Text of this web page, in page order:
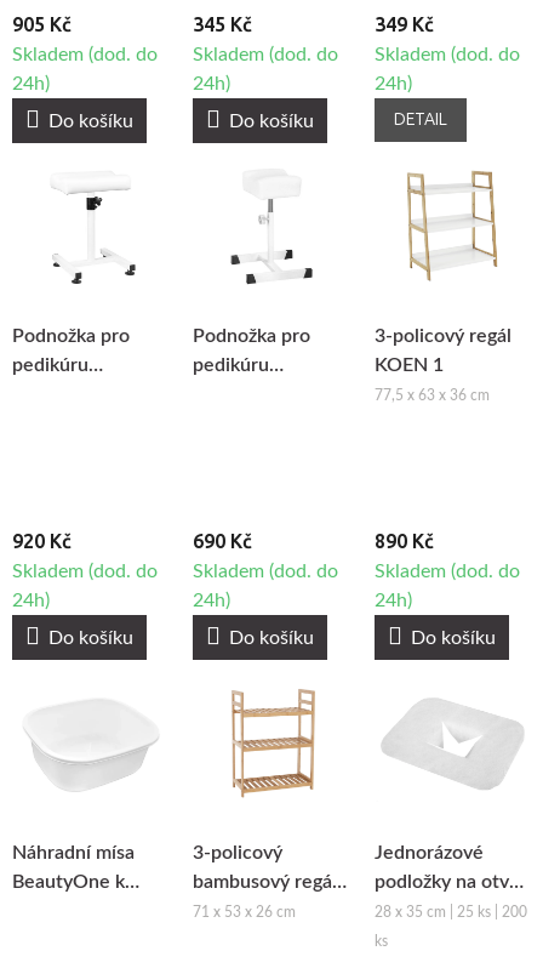
905 Kč
Skladem (dod. do
24h)
Do košíku
345 Kč
Skladem (dod. do
24h)
Do košíku
349 Kč
Skladem (dod. do
24h)
DETAIL
Podnožka pro
pedikúru
920 Kč
Skladem (dod. do
24h)
Do košíku
Podnožka pro
pedikúru
690 Kč
Skladem (dod. do
24h)
Do košíku
3-policový regál
KOEN 1
77,5 x 63 x 36 cm
890 Kč
Skladem (dod. do
24h)
Do košíku
Náhradní mísa
BeautyOne k
3-policový
bambusový regál
FIORE 1
71 x 53 x 26 cm
Jednorázové
podložky na otvor
obličeje z netkané
textilie Fabulo
28 x 35 cm | 25 ks | 200
ks